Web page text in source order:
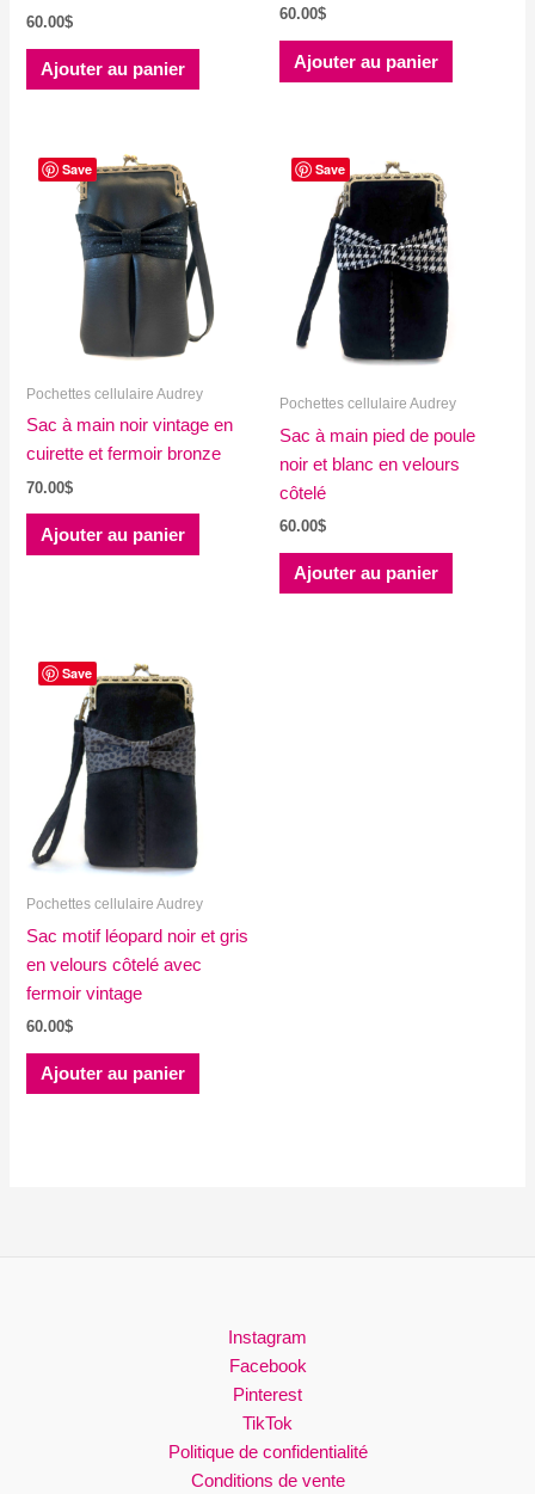
60.00$
Ajouter au panier
60.00$
Ajouter au panier
Save
Pochettes cellulaire Audrey
Sac à main noir vintage en
cuirette et fermoir bronze
70.00$
Ajouter au panier
Save
Pochettes cellulaire Audrey
Sac à main pied de poule
noir et blanc en velours
côtelé
60.00$
Ajouter au panier
Save
Pochettes cellulaire Audrey
Sac motif léopard noir et gris
en velours côtelé avec
fermoir vintage
60.00$
Ajouter au panier
Instagram
Facebook
Pinterest
TikTok
Politique de confidentialité
Conditions de vente